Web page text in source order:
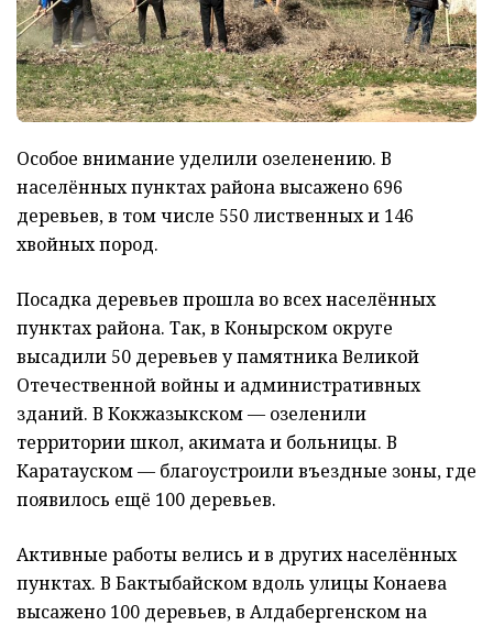
Особое внимание уделили озеленению. В
населённых пунктах района высажено 696
деревьев, в том числе 550 лиственных и 146
хвойных пород.
Посадка деревьев прошла во всех населённых
пунктах района. Так, в Конырском округе
высадили 50 деревьев у памятника Великой
Отечественной войны и административных
зданий. В Кокжазыкском — озеленили
территории школ, акимата и больницы. В
Каратауском — благоустроили въездные зоны, где
появилось ещё 100 деревьев.
Активные работы велись и в других населённых
пунктах. В Бактыбайском вдоль улицы Конаева
высажено 100 деревьев, в Алдабергенском на